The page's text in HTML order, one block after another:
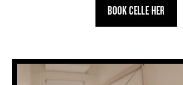
BOOK CELLE HER
En til tomandscelle